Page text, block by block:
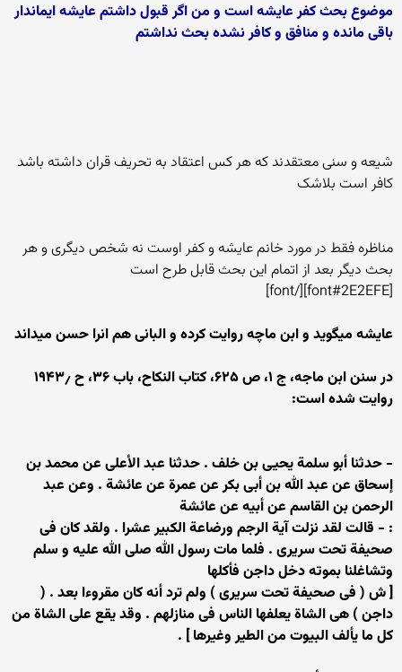
موضوع بحث کفر عایشه است و من اگر قبول داشتم عایشه ایماندار
باقی مانده و منافق و کافر نشده بحث نداشتم
شیعه و سنی معتقدند که هر کس اعتقاد به تحریف قران داشته باشد
کافر است بلاشک
مناظره فقط در مورد خانم عایشه و کفر اوست نه شخص دیگری و هر
بحث دیگر بعد از اتمام این بحث قابل طرح است
[font#2E2EFE][/font]
عایشه میگوید و ابن ماچه روایت کرده و البانی هم انرا حسن میداند
در سنن ابن ماجه، ج ۱، ص ۶۲۵، کتاب النکاح، باب ۳۶، ح ۱۹۴۳٫
روایت شده است:
- حدثنا أبو سلمة یحیى بن خلف . حدثنا عبد الأعلى عن محمد بن
إسحاق عن عبد الله بن أبی بكر عن عمرة عن عائشة . وعن عبد
الرحمن بن القاسم عن أبیه عن عائشة
: - قالت لقد نزلت آیة الرجم ورضاعة الكبیر عشرا . ولقد كان فی
صحیفة تحت سریری . فلما مات رسول الله صلى الله علیه و سلم
وتشاغلنا بموته دخل داجن فأكلها
[ ش ( فی صحیفة تحت سریری ) ولم ترد أنه كان مقروءا بعد . (
داجن ) هی الشاة یعلفها الناس فی منازلهم . وقد یقع على الشاة من
كل ما یألف البیوت من الطیر وغیرها ] .